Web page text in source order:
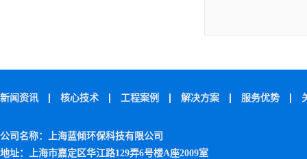
新闻资讯 核心技术 工程案例 解决方案 服务优势
公司名称：上海蓝倾环保科技有限公司
地址：上海市嘉定区华江路129弄6号楼A座2009室